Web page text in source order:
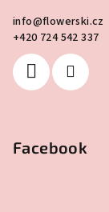
info@flowerski.cz
+420 724 542 337
Facebook